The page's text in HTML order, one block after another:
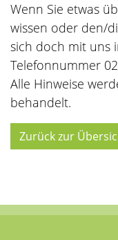
Wenn Sie etwas
wissen oder den/
sich doch mit uns
Telefonnummer
Alle Hinweise
behandelt.
Zurück zur